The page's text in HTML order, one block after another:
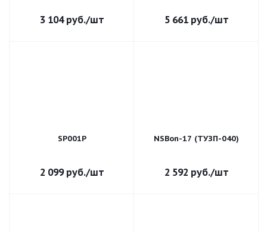
3 104руб./шт 5 661руб./шт
SP001P
2 099руб./шт
NSBon-17 (TУЗП-040)
2 592 руб./шт